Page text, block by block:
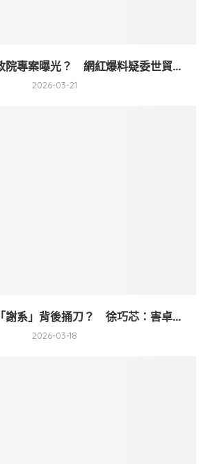
院專案曝光？ 網紅爆料疑委世貿...
2026-03-21
謝系」背後捅刀？ 徐巧芯：害卓...
2026-03-18